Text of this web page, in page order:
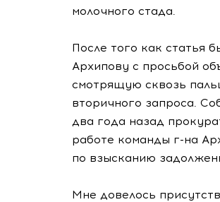
молочного стада.
После того как статья
Архипову с просьбой
смотрящую сквозь
вторичного запроса.
два года назад
работе команды г-на
по взысканию
Мне довелось